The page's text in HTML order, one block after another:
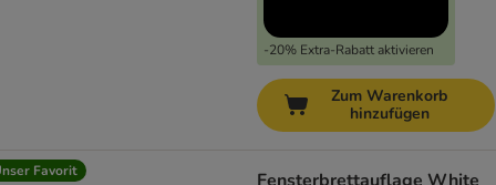
-20% Extra-Rabatt aktivieren
Zum Warenkorb
hinzufügen
Favorit